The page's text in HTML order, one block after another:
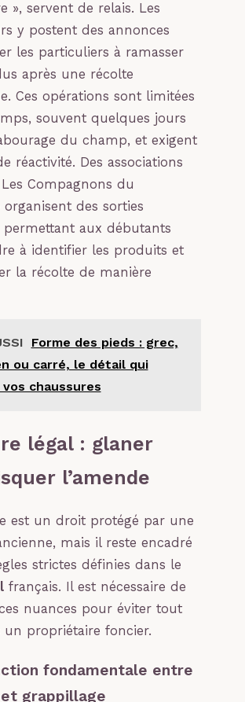
», servent de relais. Les
y postent des annonces
les particuliers à ramasser
après une récolte
Ces opérations sont limitées
souvent quelques jours
du champ, et exigent
réactivité. Des associations
Compagnons du
organisent des sorties
permettant aux débutants
à identifier les produits et
la récolte de manière
Forme des pieds : grec,
ou carré, le détail qui
vos chaussures
légal : glaner
l’amende
est un droit protégé par une
mais il reste encadré
strictes définies dans le
français. Il est nécessaire de
nuances pour éviter tout
un propriétaire foncier.
fondamentale entre
grappillage